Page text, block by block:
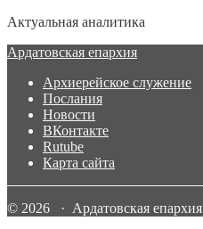
Актуальная аналитика
Ардатовская епархия
Архиерейское служение
Послания
Новости
ВКонтакте
Rutube
Карта сайта
© 2026 · Ардатовская епархия